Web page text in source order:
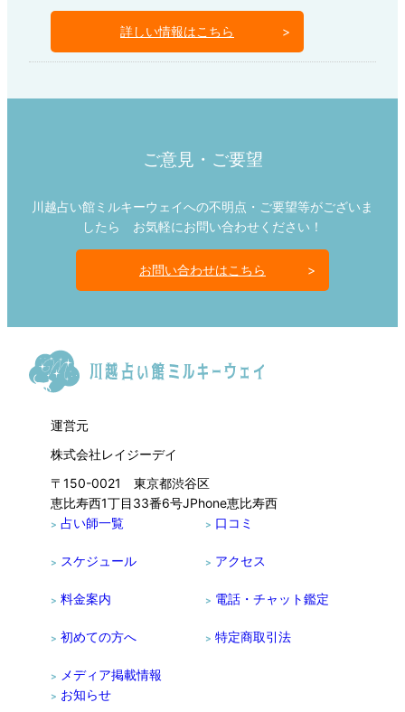
詳しい情報はこちら
ご意見・ご要望
川越占い館ミルキーウェイへの不明点・ご要望等がございま
したら お気軽にお問い合わせください！
お問い合わせはこちら
運営元
株式会社レイジーデイ
〒150-0021 東京都渋谷区
恵比寿西1丁目33番6号JPhone恵比寿西
> 占い師一覧
> スケジュール
> 料金案内
> 初めての方へ
> メディア掲載情報
> 口コミ
> アクセス
> 電話・チャット鑑定
> 特定商取引法
> お知らせ